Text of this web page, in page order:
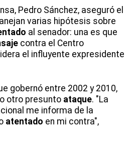
Pedro Sánchez, aseguró el
varias hipótesis sobre
al senador: una es que
contra el Centro
el influyente expresidente
gobernó entre 2002 y 2010,
otro presunto ataque. "La
me informa de la
atentado en mi contra",